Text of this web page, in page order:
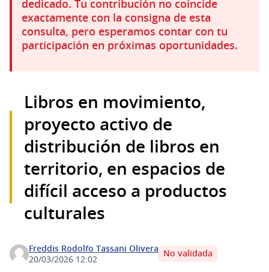
dedicado. Tu contribución no coincide
exactamente con la consigna de esta
consulta, pero esperamos contar con tu
participación en próximas oportunidades.
Libros en movimiento,
proyecto activo de
distribución de libros en
territorio, en espacios de
difícil acceso a productos
culturales
Freddis Rodolfo Tassani Olivera
20/03/2026 12:02
No validada